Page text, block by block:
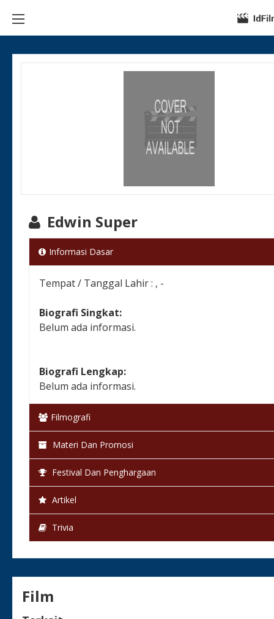
Edwin Super
Informasi Dasar
Tempat / Tanggal Lahir : , -
Biografi Singkat:
Belum ada informasi.
Biografi Lengkap:
Belum ada informasi.
Filmografi
Materi Dan Promosi
Festival Dan Penghargaan
Artikel
Trivia
Film